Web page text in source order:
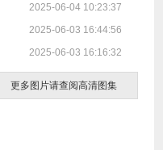
2025-06-04 10:23:37
2025-06-03 16:44:56
2025-06-03 16:16:32
更多图片请查阅高清图集